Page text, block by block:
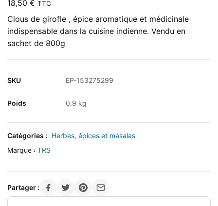
18,50 € TTC
Clous de girofle , épice aromatique et médicinale
indispensable dans la cuisine indienne. Vendu en
sachet de 800g
SKU EP-153275299
Poids 0.9 kg
Catégories :
Herbes, épices et masalas
Marque : TRS
Partager :